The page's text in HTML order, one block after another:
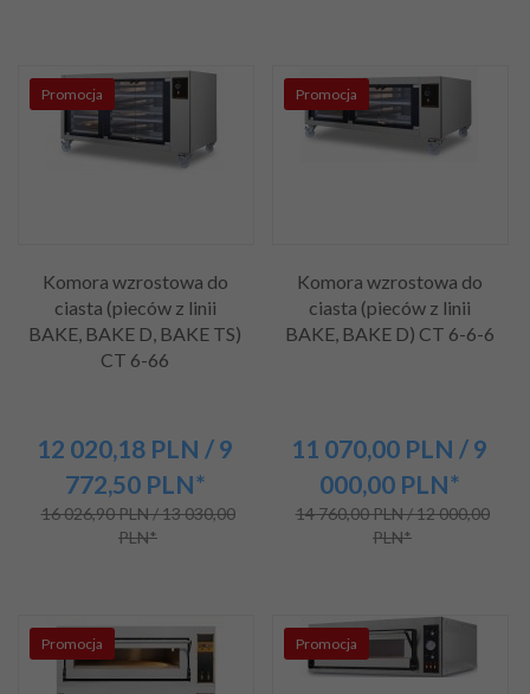
Promocja
Komora wzrostowa do
ciasta (pieców z linii
BAKE, BAKE D, BAKE TS)
CT 6-66
12 020,18 PLN / 9
772,50 PLN*
16 026,90 PLN / 13 030,00
PLN*
Promocja
Komora wzrostowa do
ciasta (pieców z linii
BAKE, BAKE D) CT 6-6-6
11 070,00 PLN / 9
000,00 PLN*
14 760,00 PLN / 12 000,00
PLN*
Promocja Promocja